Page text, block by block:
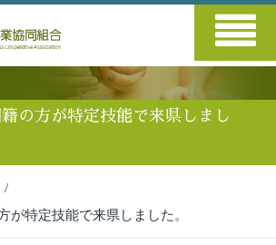
の方が特定技能で来県しまし
/
が特定技能で来県しました。